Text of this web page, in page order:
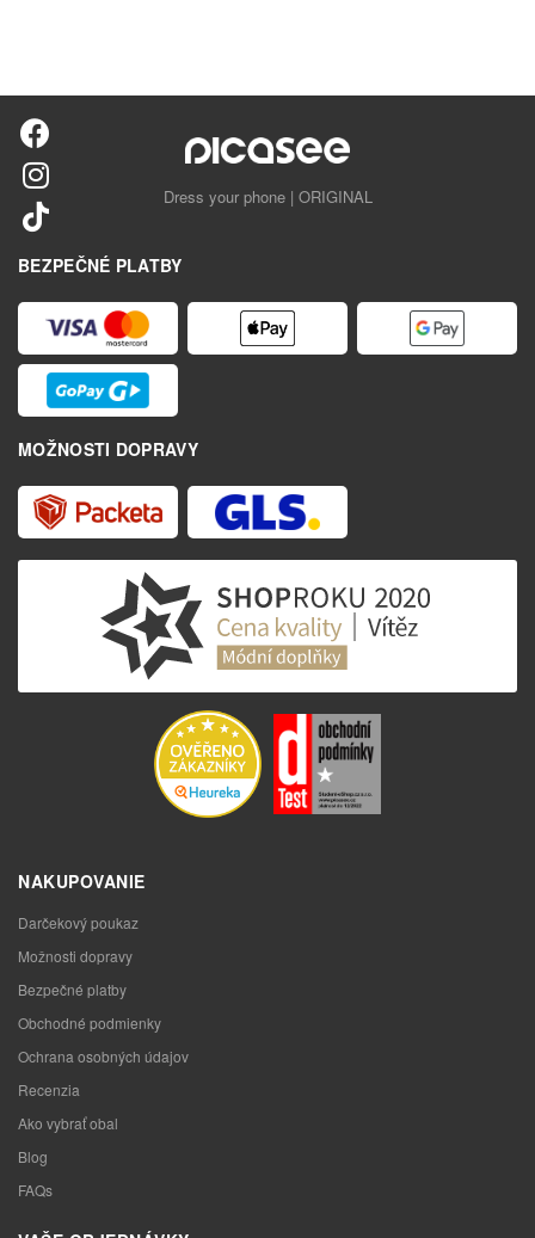
Dress your phone | ORIGINAL
BEZPEČNÉ PLATBY
MOŽNOSTI DOPRAVY
NAKUPOVANIE
Darčekový poukaz
Možnosti dopravy
Bezpečné platby
Obchodné podmienky
Ochrana osobných údajov
Recenzia
Ako vybrať obal
Blog
FAQs